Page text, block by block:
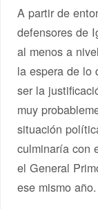
A partir de
defensores de
al menos a
la espera de lo
ser la
muy
situación
culminaría con
el General
ese mismo año.